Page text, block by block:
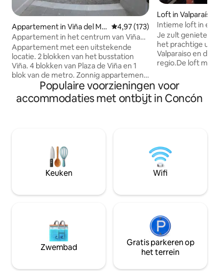
Appartement in Viña del Ma
r
Gemiddelde beoordeling van
4,97 (173)
Appartement in het centrum van Viña
del Mar.
Appartement met een uitstekende
locatie. 2 blokken van het busstation
Viña. 4 blokken van Plaza de Viña en 1
blok van de metro. Zonnig appartement
met 2 balkons. Comfortabel, zeer goed
onderhouden. 24-uursbeveiliging.
Ondergronds parkeren. Het heeft een
handdoeken en andere. Strenge
reiniging. Eten wordt achtergelaten als
een gunst voor de gast. Zwembad
beschikbaar in de zomer. Inchecken en
Loft in Valparaíso
Intieme loft in
de b
Je zult genieten
het prachtige
Valparaiso en de
regio.De loft
gerenoveerd en
perfect,dicht bij
zoals kunst en
zakelijke
intieme
liefhebbers.
Populaire voorzieningen voor
accommodaties met ontbijt in Concón
Keuken Wifi
Zwembad
Gratis parkeren op
het terrein